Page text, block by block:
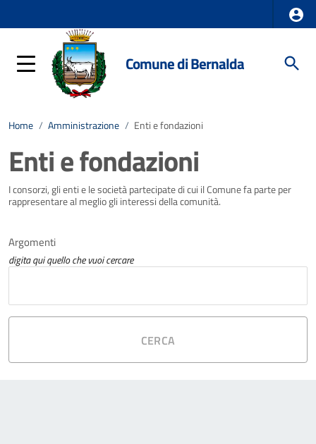
Comune di Bernalda
Home / Amministrazione / Enti e fondazioni
Enti e fondazioni
I consorzi, gli enti e le società partecipate di cui il Comune fa parte per
rappresentare al meglio gli interessi della comunità.
Argomenti
digita qui quello che vuoi cercare
CERCA